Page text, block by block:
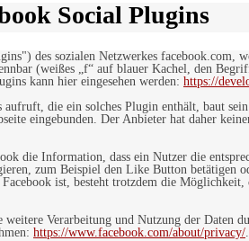
Social Plugins
des sozialen Netzwerkes
(weißes „f“ auf blauer Kachel, den
kann hier eingesehen werden: https://
aufruft, die ein solches Plugin enthält, baut
eingebunden. Der Anbieter hat daher
die Information, dass ein Nutzer die
zum Beispiel den Like Button
ist, besteht trotzdem die
Verarbeitung und Nutzung der Daten
https://www.facebook.com/about/privacy/.